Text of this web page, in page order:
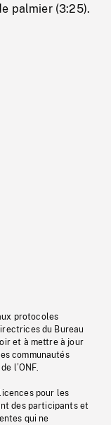
palmier (3:25).
protocoles
du Bureau
et à mettre à jour
communautés
l’ONF.
pour les
des participants et
qui ne